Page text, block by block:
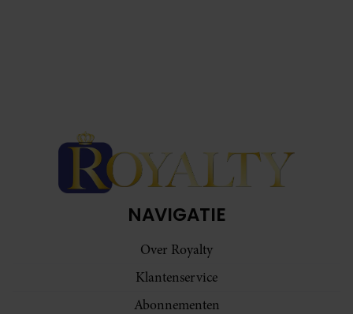
NAVIGATIE
Over Royalty
Klantenservice
Abonnementen